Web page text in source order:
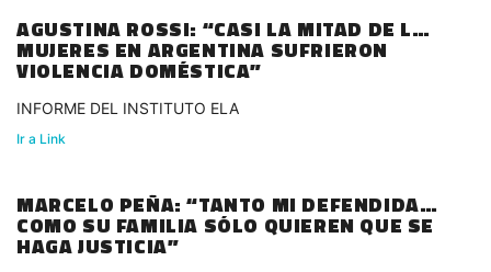
AGUSTINA ROSSI: “CASI LA MITAD DE LAS
MUJERES EN ARGENTINA SUFRIERON
VIOLENCIA DOMÉSTICA”
INFORME DEL INSTITUTO ELA
Ir a Link
MARCELO PEÑA: “TANTO MI DEFENDIDA
COMO SU FAMILIA SÓLO QUIEREN QUE SE
HAGA JUSTICIA”